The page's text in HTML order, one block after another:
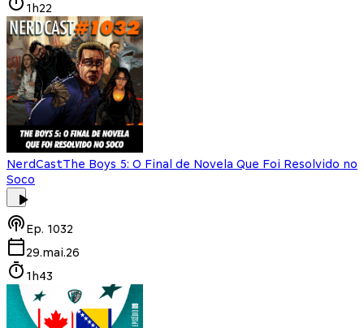
1h22
NerdCastThe Boys 5: O Final de Novela Que Foi Resolvido no
Soco
Ep. 1032
29.mai.26
1h43